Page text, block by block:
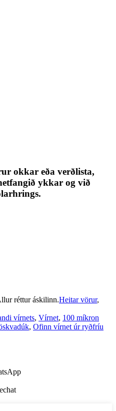
okkar eða verðlista,
ykkar og við
réttur áskilinn.Heitar vörur,
vírnets, Vírnet, 100 míkron
, Ofinn vírnet úr ryðfríu